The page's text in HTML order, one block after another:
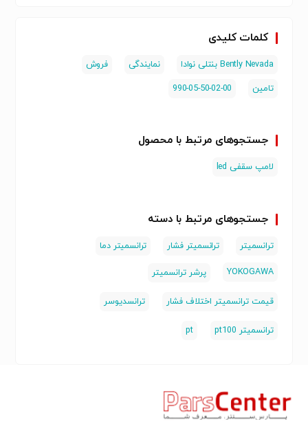
ST5484E
کلمات کلیدی
Bently Nevada بنتلی نوادا نمایندگی
فروش
تامین
990-05-50-02-00
جستجوهای مرتبط با محصول
لامپ سقفی led
جستجوهای مرتبط با دسته
ترانسمیتر ترانسمیتر فشار ترانسمیتر دما
YOKOGAWA پرشر ترانسمیتر
قیمت ترانسمیتر اختلاف فشار ترانسدیوسر
ترانسمیتر pt100 pt